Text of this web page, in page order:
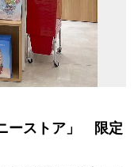
ーストア」 限定